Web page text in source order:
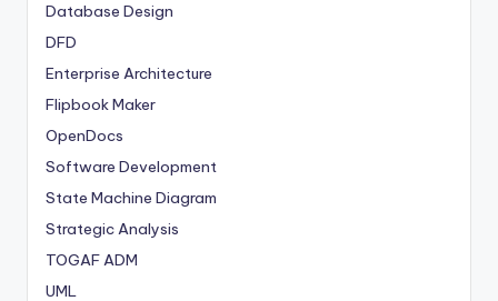
Database Design
DFD
Enterprise Architecture
Flipbook Maker
OpenDocs
Software Development
State Machine Diagram
Strategic Analysis
TOGAF ADM
UML